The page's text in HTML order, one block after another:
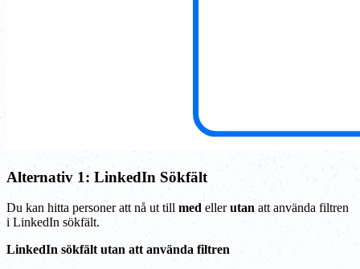
Alternativ 1: LinkedIn Sökfält
Du kan hitta personer att nå ut till med ellerutan att använda filtren
i LinkedIn sökfält.
LinkedIn sökfält utan att använda filtren